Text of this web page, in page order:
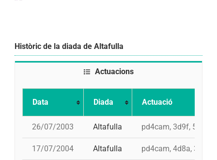
Històric de la diada de Altafulla
Actuacions
Data Diada Actuació
26/07/2003 Altafulla pd4cam, 3d9f, 5d8,
17/07/2004 Altafulla pd4cam, 4d8a, 3d9f,